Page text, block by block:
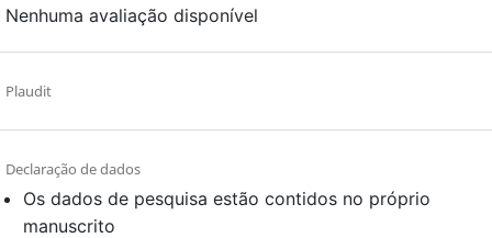
Nenhuma avaliação disponível
Plaudit
Declaração de dados
Os dados de pesquisa estão contidos no próprio
manuscrito